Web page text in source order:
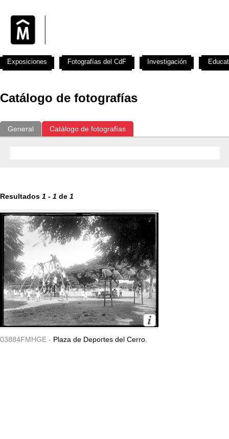
Catálogo de fotografías
General Catálogo de fotografías
Resultados 1 - 1 de 1
03884FMHGE - Plaza de Deportes del Cerro.
Exposiciones Fotografías del CdF Investigación